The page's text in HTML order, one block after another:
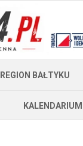
REGION BAŁTYKU